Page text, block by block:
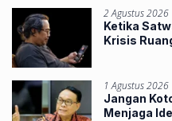
2 Agustus 2026
Ketika
Krisis
1 Agustus 2026
Jangan
Menjaga